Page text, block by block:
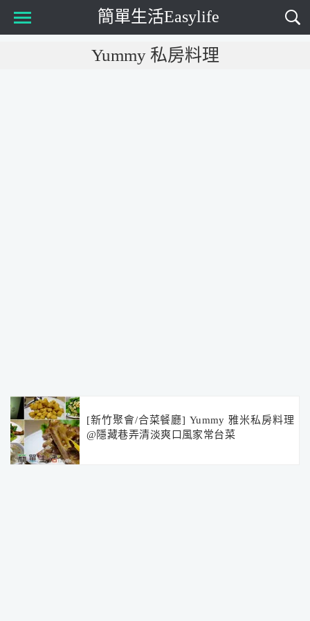
簡單生活Easylife
Yummy 私房料理
[新竹聚會/合菜餐廳] Yummy 雅米私房料理
@隱藏巷弄清淡爽口風家常台菜